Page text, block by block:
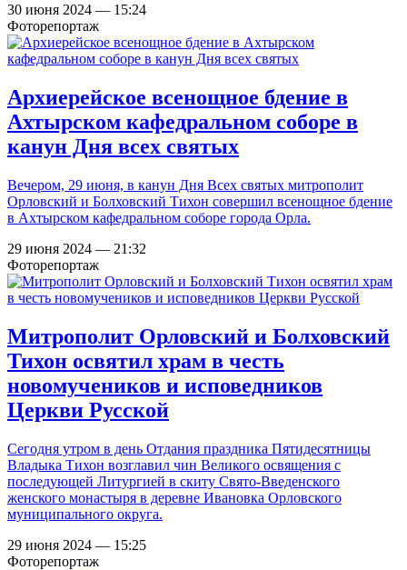
30 июня 2024 — 15:24
Фоторепортаж
Архиерейское всенощное бдение в
Ахтырском кафедральном соборе в
канун Дня всех святых
Вечером, 29 июня, в канун Дня Всех святых митрополит
Орловский и Болховский Тихон совершил всенощное бдение
в Ахтырском кафедральном соборе города Орла.
29 июня 2024 — 21:32
Фоторепортаж
Митрополит Орловский и Болховский
Тихон освятил храм в честь
новомучеников и исповедников
Церкви Русской
Сегодня утром в день Отдания праздника Пятидесятницы
Владыка Тихон возглавил чин Великого освящения с
последующей Литургией в скиту Свято-Введенского
женского монастыря в деревне Ивановка Орловского
муниципального округа.
29 июня 2024 — 15:25
Фоторепортаж